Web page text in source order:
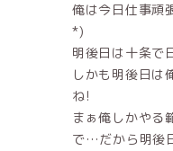
俺は今日仕事頑
*)
明後日は十条で
しかも明後日は
ね!
まぁ俺しかやる
で…だから明後